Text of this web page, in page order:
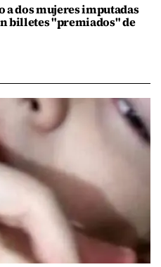
a dos mujeres imputadas
billetes "premiados" de